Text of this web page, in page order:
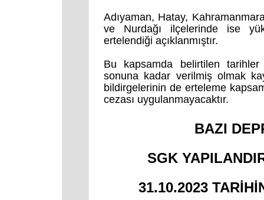
Adıyaman, Hatay,
ve Nurdağı ilçelerinde ise
ertelendiği açıklanmıştır.
Bu kapsamda belirtilen
sonuna kadar verilmiş olmak
bildirgelerinin de erteleme
cezası uygulanmayacaktır.
BAZI
SGK
31.10.2023